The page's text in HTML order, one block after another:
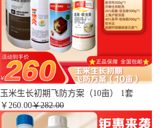
玉米生长初期飞防方案（10亩） 1套
￥ 260.00￥282.00